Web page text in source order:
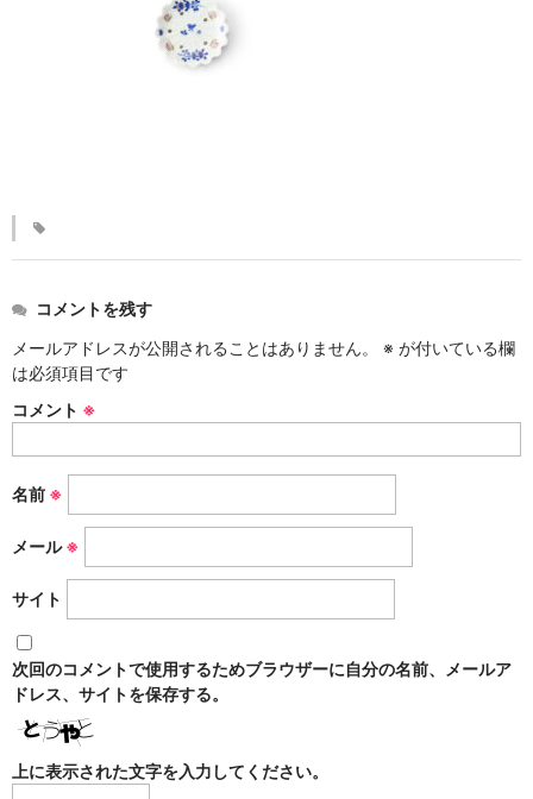
銀彩シリーズ
デルフト伊万里シリーズ
DELFT IMARI
FUGA
いちごシリーズ
STRAWBERRY
錆ネズシリーズ
花びらシリーズ
PETAL
染錦葡萄シリーズ
コメントを残す
メールアドレスが公開されることはありません。
※ が付いている欄
は必須項目です
コメント ※
名前 ※
メール※
サイト
次回のコメントで使用するためブラウザーに自分の名前、メールア
ドレス、サイトを保存する。
上に表示された文字を入力してください。